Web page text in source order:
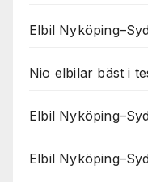
Elbil
Nio elbilar bäst i
Elbil
Elbil